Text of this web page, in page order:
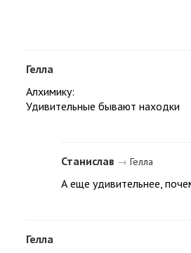
Гелла
Алхимику:
Удивительные бывают находки
Станислав → Гелла
А еще удивительнее,
Гелла